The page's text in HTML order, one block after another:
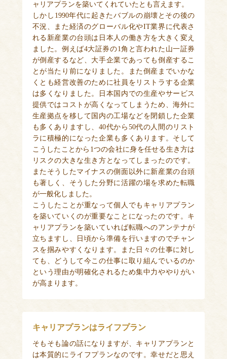
ャリアプランを築いてくれていたとも言えます。
しかし1990年代に起きたバブルの崩壊とその後の
不況、また経済のグローバル化やIT業界に代表さ
れる新産業の台頭は日本人の働き方を大きく変え
ました。例えば4大証券の1角と言われた山一証券
が倒産するなど、大手企業であっても倒産するこ
とが当たり前になりました。また倒産までいかな
くとも経営改善のために社員をリストラする企業
は多くなりました。日本国内での生産やサービス
提供ではコストが高くなってしまうため、海外に
生産拠点を移して国内の工場などを閉鎖した企業
も多くありますし、40代から50代の人間のリスト
ラに積極的になった企業も多くあります。そして
こうしたことから1つの会社に身を任せる生き方は
リスクの大きな生き方となってしまったのです。
またそうしたマイナスの側面以外に新産業の台頭
も著しく、そうした分野に活躍の場を求めた転職
が一般化しました。
こうしたことが重なって個人でもキャリアプラン
を築いていくのが重要なことになったのです。キ
ャリアプランを築いていれば転職へのアンテナが
立ちますし、日頃から準備を行いますのでチャン
スを掴みやすくなります。また日々の仕事に対し
ても、どうして今この仕事に取り組んでいるのか
という理由が明確化されるため集中力ややりがい
が高まります。
キャリアプランはライフプラン
そもそも論の話になりますが、キャリアプランと
は本質的にライフプランなのです。幸せだと思え